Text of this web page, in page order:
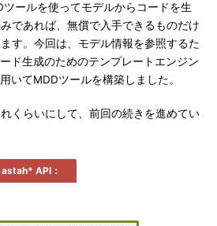
ールを使ってモデルからコードを生
であれば、無償で入手できるものだけ
す。今回は、モデル情報を参照するた
ード生成のためのテンプレートエンジン
用いてMDDツールを構築しました。
くらいにして、前回の続きを進めてい
API：